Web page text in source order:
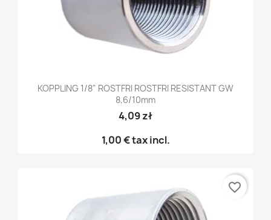
KOPPLING 1/8" ROSTFRI ROSTFRI RESISTANT GW
8,6/10mm
4,09 zł
1,00 €tax incl.
favorite_border